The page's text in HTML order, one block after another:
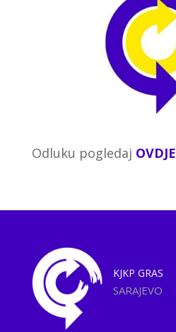
Odluku pogledaj OVDJE
KJKP GRAS
SARAJEVO